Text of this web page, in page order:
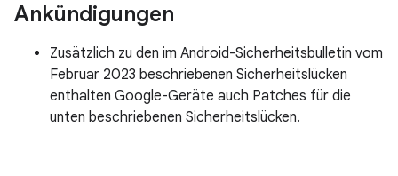
Ankündigungen
Zusätzlich zu den im Android-Sicherheitsbulletin vom
Februar 2023 beschriebenen Sicherheitslücken
enthalten Google-Geräte auch Patches für die
unten beschriebenen Sicherheitslücken.